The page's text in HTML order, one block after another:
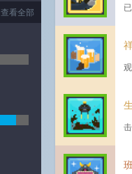
查看全部